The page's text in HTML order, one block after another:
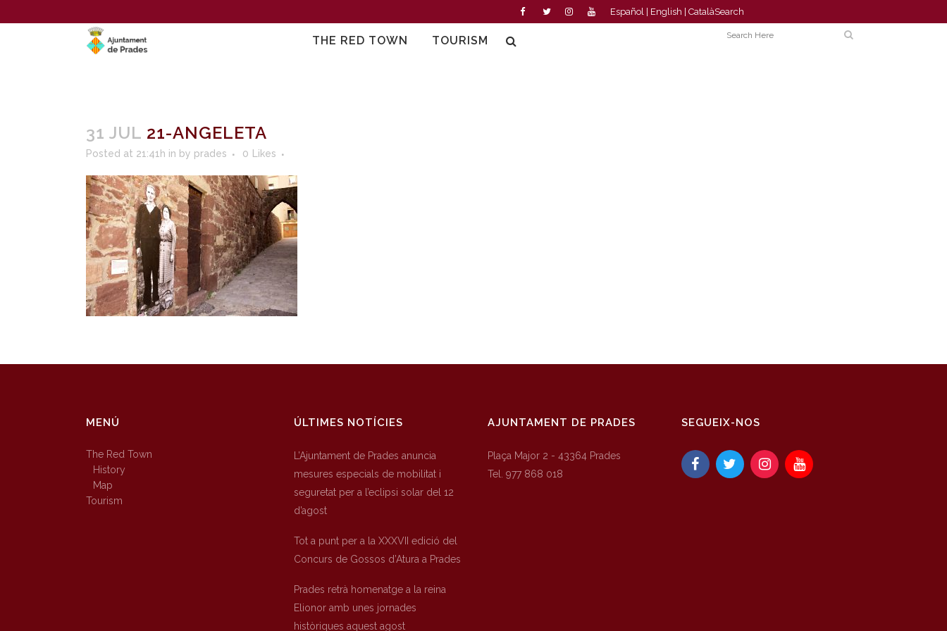
Español English CatalàSearch
THE RED TOWN TOURISM
31 JUL 21-ANGELETA
Posted at 21:41h in by prades 0 Likes
MENÚ
The Red Town
History
Map
Tourism
ÚLTIMES NOTÍCIES
L’Ajuntament de Prades anuncia
mesures especials de mobilitat i
seguretat per a l’eclipsi solar del 12
d’agost
Tot a punt per a la XXXVII edició del
Concurs de Gossos d’Atura a Prades
Prades retrà homenatge a la reina
Elionor amb unes jornades
històriques aquest agost
AJUNTAMENT DE PRADES
Plaça Major 2 - 43364 Prades
Tel. 977 868 018
SEGUEIX-NOS